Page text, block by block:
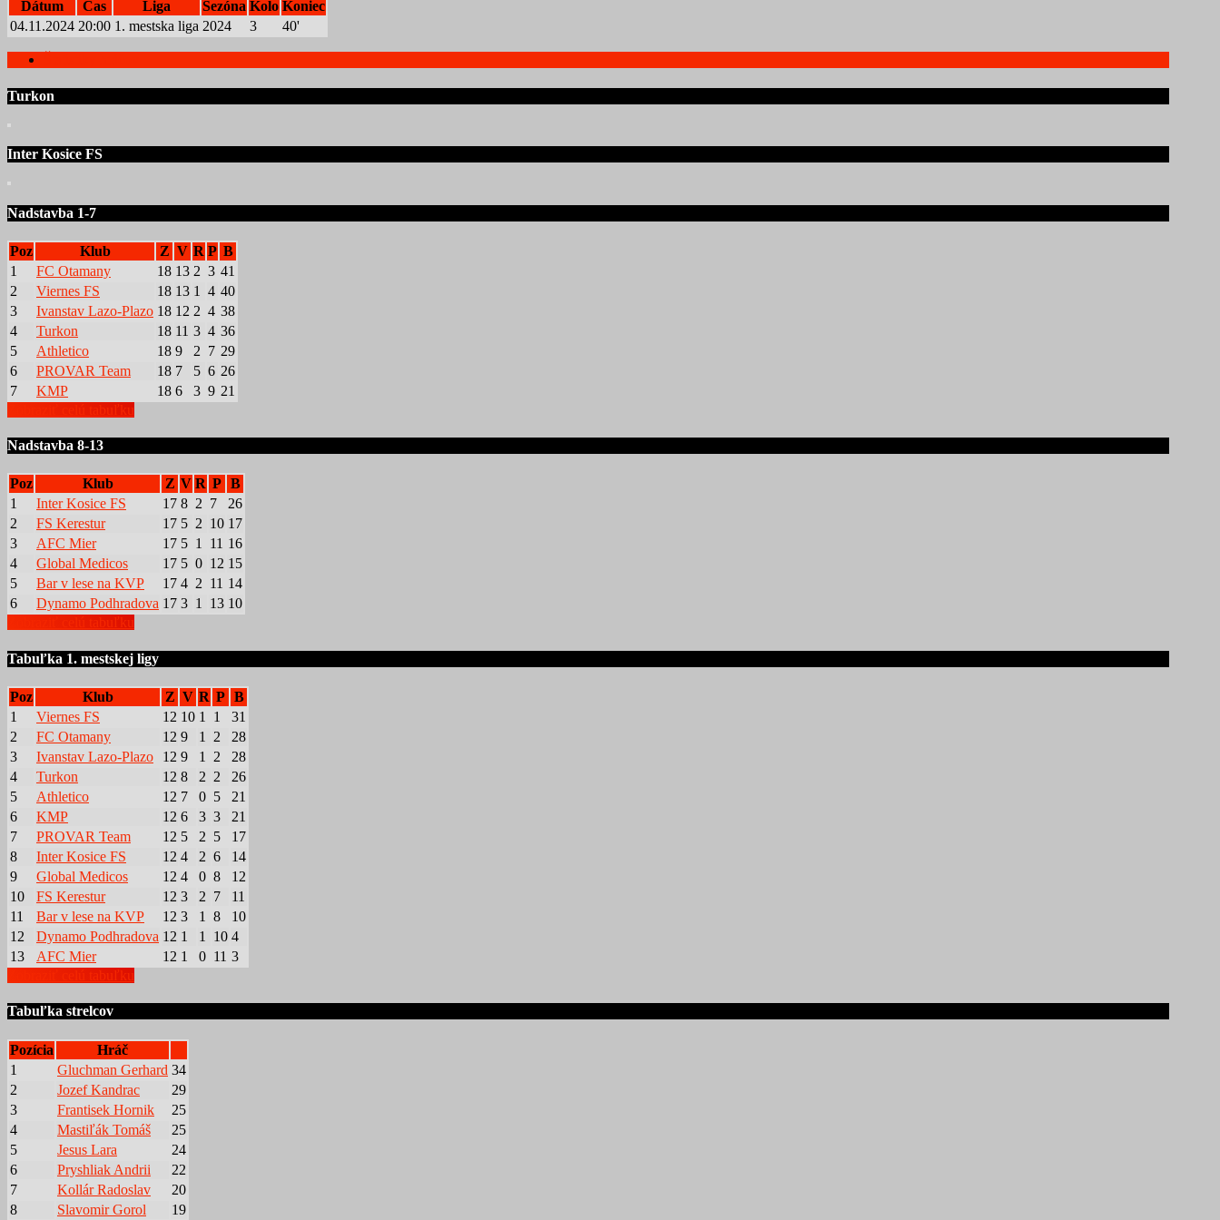
Dátum Čas Liga Sezóna Kolo Koniec
04.11.2024 20:00 1. mestska liga 2024 3 40'
Turkon
Inter Kosice FS
Nadstavba 1-7
Poz Klub Z V R P B
1
FC Otamany 18 13 2 3 41
2
Viernes FS 18 13 1 4 40
3
Ivanstav Lazo-Plazo 18 12 2 4 38
4
Turkon 18 11 3 4 36
5
Athletico 18 9 2 7 29
6
PROVAR Team 18 7 5 6 26
7
KMP 18 6 3 9 21
Nadstavba 8-13
Poz Klub Z V R P B
1
Inter Kosice FS 17 8 2 7
26
2
FS Kerestur 17 5 2 10 17
3
AFC Mier 17 5 1 11 16
4
Global Medicos 17 5 0 12 15
5
Bar v lese na KVP 17 4 2 11 14
6
Dynamo Podhradova 17 3 1 13 10
Tabuľka 1. mestskej ligy
Poz Klub Z V R P B
1
Viernes FS 12 10 1 1
31
2
FC Otamany 12 9 1 2
28
3
Ivanstav Lazo-Plazo 12 9 1 2
28
4
Turkon 12 8 2 2
26
5
Athletico 12 7 0 5
21
6
KMP 12 6 3 3
21
7
PROVAR Team 12 5 2 5
17
8
Inter Kosice FS 12 4 2 6
14
9
Global Medicos 12 4 0 8
12
10
FS Kerestur 12 3 2 7
11
11
Bar v lese na KVP 12 3 1 8
10
12
Dynamo Podhradova 12 1 1 10 4
13
AFC Mier 12 1 0 11 3
Tabuľka strelcov
Pozícia
Hráč
1
Gluchman Gerhard 34
2
Jozef Kandrac
29
3
Frantisek Hornik
25
4
Mastiľák Tomáš
25
5
Jesus Lara
24
6
Pryshliak Andrii
22
7
Kollár Radoslav
20
8
Slavomir Gorol 19